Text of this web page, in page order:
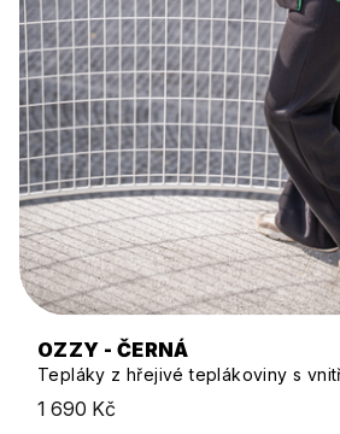
OZZY - ČERNÁ
Tepláky z hřejivé teplákoviny s
1 690 Kč